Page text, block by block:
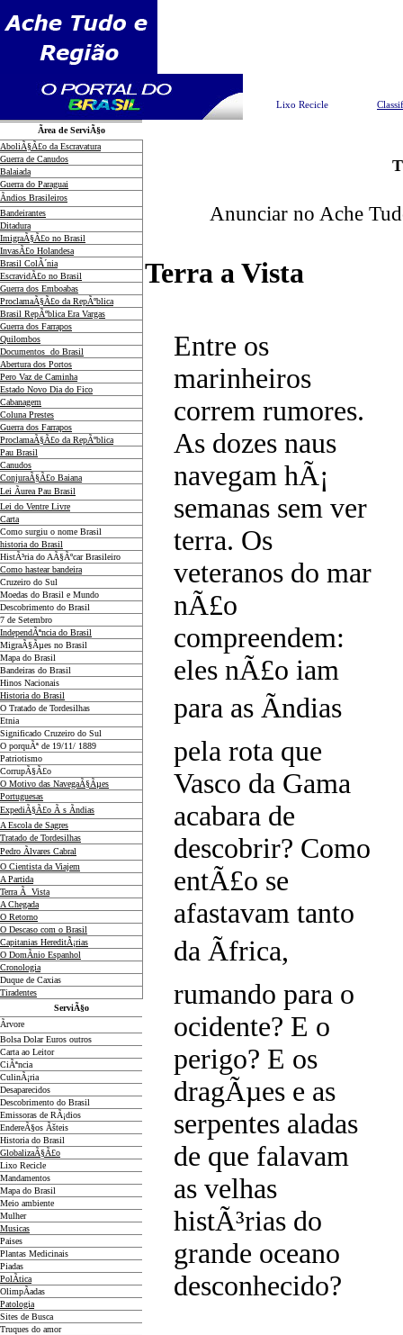
Lixo Recicle
Ãrea de ServiÃ§o
AboliÃ§Ã£o da Escravatura
Guerra de Canudos
Balaiada
Guerra do Paraguai
Ãndios Brasileiros
Bandeirantes
Ditadura
ImigraÃ§Ã£o no Brasil
InvasÃ£o Holandesa
Brasil ColÃ´nia
EscravidÃ£o no Brasil
Guerra dos Emboabas
ProclamaÃ§Ã£o da RepÃºblica
Brasil RepÃºblica Era Vargas
Guerra dos Farrapos
Quilombos
Documentos do Brasil
Abertura dos Portos
Pero Vaz de Caminha
Estado Novo Dia do Fico
Cabanagem
Coluna Prestes
Guerra dos Farrapos
ProclamaÃ§Ã£o da RepÃºblica
Pau Brasil
Canudos
ConjuraÃ§Ã£o Baiana
Lei Ãurea Pau Brasil
Lei do Ventre Livre
Carta
Como surgiu o nome Brasil
historia do Brasil
HistÃ³ria do AÃ§Ãºcar Brasileiro
Como hastear bandeira
Cruzeiro do Sul
Moedas do Brasil e Mundo
Descobrimento do Brasil
7 de Setembro
IndependÃªncia do Brasil
MigraÃ§Ãµes no Brasil
Mapa do Brasil
Bandeiras do Brasil
Hinos Nacionais
Historia do Brasil
O Tratado de Tordesilhas
Etnia
Significado Cruzeiro do Sul
O porquÃª de 19/11/ 1889
Patriotismo
CorrupÃ§Ã£o
O Motivo das NavegaÃ§Ãµes
Portuguesas
ExpediÃ§Ã£o Ã s Ãndias
A Escola de Sagres
Tratado de Tordesilhas
Pedro Ãlvares Cabral
O Cientista da Viajem
A Partida
Terra Ã Vista
A Chegada
O Retorno
O Descaso com o Brasil
Capitanias HereditÃ¡rias
O DomÃ­nio Espanhol
Cronologia
Duque de Caxias
Tiradentes
ServiÃ§o
Ãrvore
Bolsa Dolar Euros outros
Carta ao Leitor
CiÃªncia
CulinÃ¡ria
Desaparecidos
Descobrimento do Brasil
Emissoras de RÃ¡dios
EndereÃ§os Ãšteis
Historia do Brasil
GlobalizaÃ§Ã£o
Lixo Recicle
Mandamentos
Mapa do Brasil
Meio ambiente
Mulher
Musicas
Paises
Plantas Medicinais
Piadas
PolÃ­tica
OlimpÃ­adas
Patologia
Sites de Busca
Truques do amor
Anunciar no Ache
Terra a Vista
Entre os
marinheiros
correm rumores.
As dozes naus
navegam hÃ¡
semanas sem ver
terra. Os
veteranos do mar
nÃ£o
compreendem:
eles nÃ£o iam
para as Ãndias
pela rota que
Vasco da Gama
acabara de
descobrir? Como
entÃ£o se
afastavam tanto
da Ãfrica,
rumando para o
ocidente? E o
perigo? E os
dragÃµes e as
serpentes aladas
de que falavam
as velhas
histÃ³rias do
grande oceano
desconhecido?